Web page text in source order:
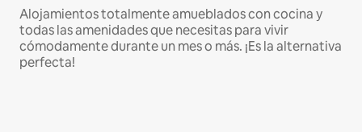
Alojamientos totalmente amueblados con cocina y
todas las amenidades que necesitas para vivir
cómodamente durante un mes o más. ¡Es la alternativa
perfecta!